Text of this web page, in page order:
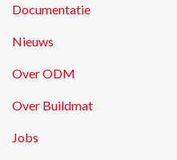
Documentatie
Nieuws
Over ODM
Over Buildmat
Jobs